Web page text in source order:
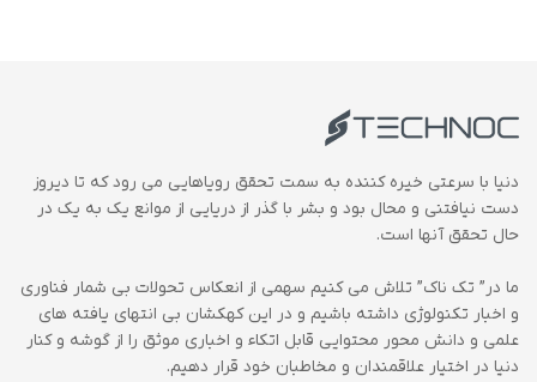
دنیا با سرعتی خیره کننده به سمت تحقق رویاهایی می رود که تا دیروز
دست نیافتنی و محال بود و بشر با گذر از دریایی از موانع یک به یک در
حال تحقق آنها است.
ما در” تک ناک” تلاش می کنیم سهمی از انعکاس تحولات بی شمار فناوری
و اخبار تکنولوژی داشته باشیم و در این کهکشان بی انتهای یافته های
علمی و دانش محور محتوایی قابل اتکاء و اخباری موثق را از گوشه و کنار
دنیا در اختیار علاقمندان و مخاطبان خود قرار دهیم.